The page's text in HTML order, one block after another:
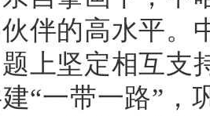
伴的高水平。
上坚定相互支
“一带一路”，